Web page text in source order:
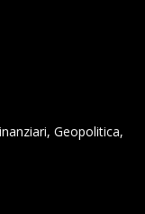
Geopolitica,